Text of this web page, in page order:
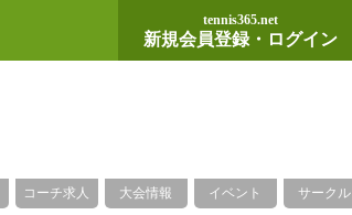
tennis365.net
新規会員登録・ログイン
コーチ求人 大会情報 イベント サークル